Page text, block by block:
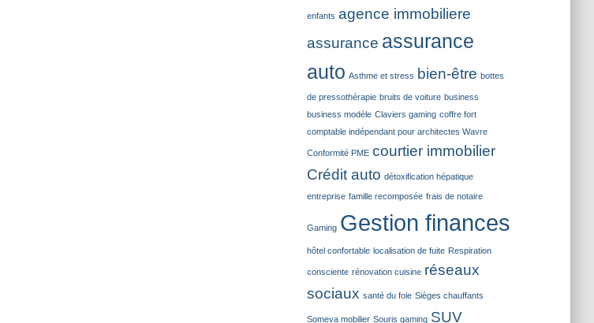
enfants agence immobiliere
assurance assurance
auto Asthme et stress bien-être bottes
de pressothérapie bruits de voiture business
business modèle Claviers gaming coffre fort
comptable indépendant pour architectes Wavre
Conformité PME courtier immobilier
Crédit auto détoxification hépatique
entreprise famille recomposée frais de notaire
Gaming Gestion finances
hôtel confortable localisation de fuite Respiration
consciente rénovation cuisine réseaux
sociaux santé du foie Sièges chauffants
Someva mobilier Souris gaming SUV